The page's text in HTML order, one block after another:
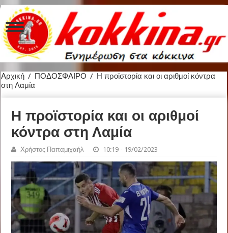
Αρχική / ΠΟΔΟΣΦΑΙΡΟ / Η προϊστορία και οι αριθμοί κόντρα
στη Λαμία
Η προϊστορία και οι αριθμοί
κόντρα στη Λαμία
Χρήστος Παπαμιχαήλ 10:19 - 19/02/2023